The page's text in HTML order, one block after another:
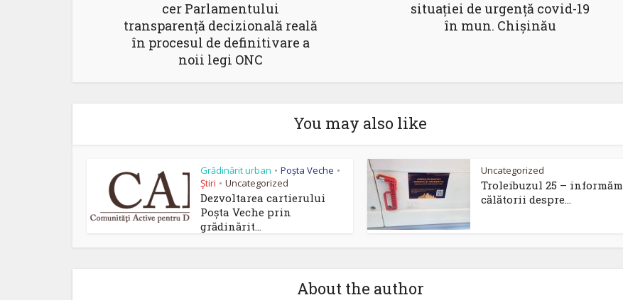
cer Parlamentului
transparență decizională reală
în procesul de definitivare a
noii legi ONC
situației de urgență covid-19
în mun. Chișinău
You may also like
Grădinărit urban • Poșta Veche •
Ştiri • Uncategorized
Dezvoltarea cartierului
Poșta Veche prin
grădinărit...
Uncategorized
Troleibuzul 25 – informăm
călătorii despre...
About the author